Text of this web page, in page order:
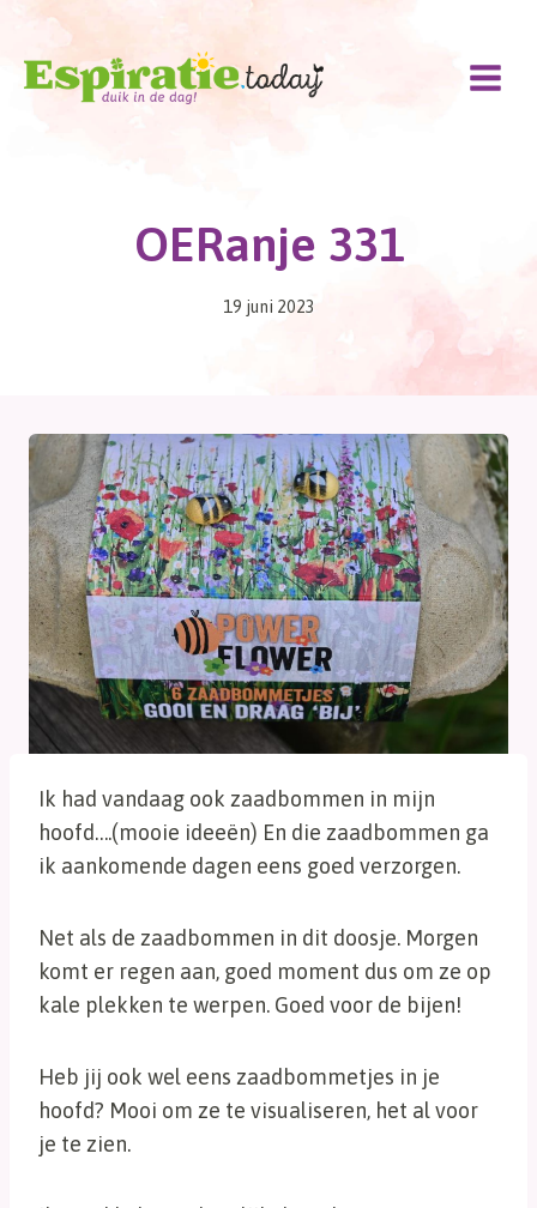
Doorgaan
inhoud
OERanje 331
19 juni 2023
Ik had vandaag ook zaadbommen in mijn
hoofd….(mooie ideeën) En die zaadbommen ga
ik aankomende dagen eens goed verzorgen.
Net als de zaadbommen in dit doosje. Morgen
komt er regen aan, goed moment dus om ze op
kale plekken te werpen. Goed voor de bijen!
Heb jij ook wel eens zaadbommetjes in je
hoofd? Mooi om ze te visualiseren, het al voor
je te zien.